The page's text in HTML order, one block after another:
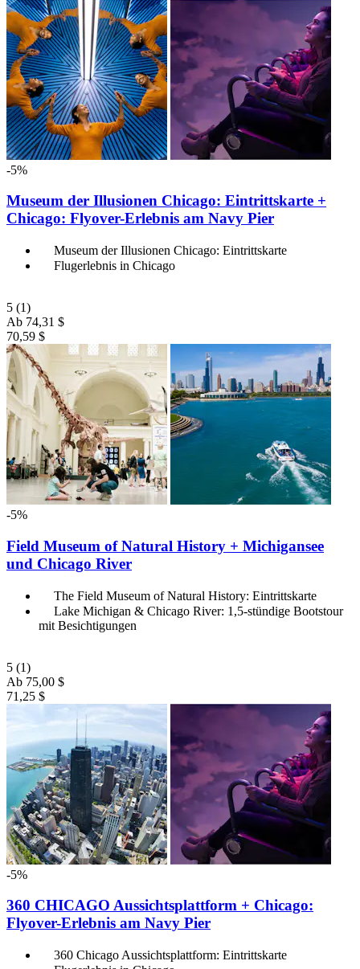
-5%
Museum der Illusionen Chicago: Eintrittskarte +
Chicago: Flyover-Erlebnis am Navy Pier
Museum der Illusionen Chicago: Eintrittskarte
Flugerlebnis in Chicago
5 (1)
Ab 74,31 $
70,59 $
-5%
Field Museum of Natural History + Michigansee
und Chicago River
The Field Museum of Natural History: Eintrittskarte
Lake Michigan & Chicago River: 1,5-stündige Bootstour
mit Besichtigungen
5 (1)
Ab 75,00 $
71,25 $
-5%
360 CHICAGO Aussichtsplattform + Chicago:
Flyover-Erlebnis am Navy Pier
360 Chicago Aussichtsplattform: Eintrittskarte